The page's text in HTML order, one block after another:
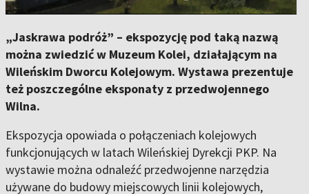
„Jaskrawa podróż” – ekspozycję pod taką nazwą
można zwiedzić w Muzeum Kolei, działającym na
Wileńskim Dworcu Kolejowym. Wystawa prezentuje
też poszczególne eksponaty z przedwojennego
Wilna.
Ekspozycja opowiada o połączeniach kolejowych
funkcjonujących w latach Wileńskiej Dyrekcji PKP. Na
wystawie można odnaleźć przedwojenne narzędzia
używane do budowy miejscowych linii kolejowych,